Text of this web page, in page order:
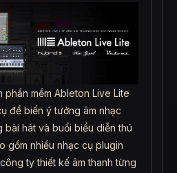
phần mềm Ableton Live Lite
để biến ý tưởng âm nhạc
bài hát và buổi biểu diễn thú
gồm nhiều nhạc cụ plugin
ty thiết kế âm thanh từng